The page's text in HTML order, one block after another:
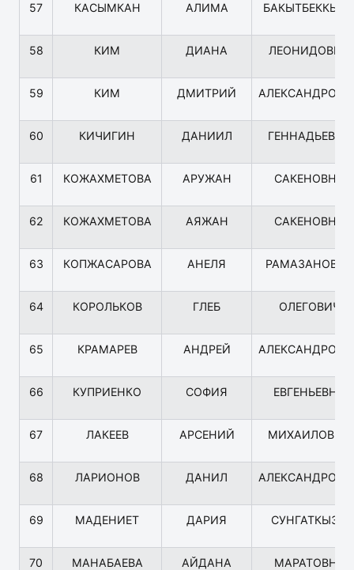
57 КАСЫМКАН АЛИМА
58 КИМ ДИАНА ЛЕОНИДОВНА
59 КИМ ДМИТРИЙ
60 КИЧИГИН ДАНИИЛ ГЕННАДЬЕВИЧ
61 КОЖАХМЕТОВА АРУЖАН САКЕНОВНА
62 КОЖАХМЕТОВА АЯЖАН САКЕНОВНА
63 КОПЖАСАРОВА АНЕЛЯ РАМАЗАНОВНА
64 КОРОЛЬКОВ ГЛЕБ ОЛЕГОВИЧ
65 КРАМАРЕВ АНДРЕЙ
66 КУПРИЕНКО СОФИЯ ЕВГЕНЬЕВНА
67 ЛАКЕЕВ АРСЕНИЙ МИХАИЛОВИЧ
68 ЛАРИОНОВ ДАНИЛ
69 МАДЕНИЕТ ДАРИЯ СУНГАТКЫЗЫ
70 МАНАБАЕВА АЙДАНА МАРАТОВНА